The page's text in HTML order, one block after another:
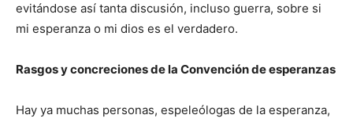
evitándose así tanta discusión, incluso guerra, sobre si
mi esperanza o mi dios es el verdadero.
Rasgos y concreciones de la Convención de esperanzas
Hay ya muchas personas, espeleólogas de la esperanza,